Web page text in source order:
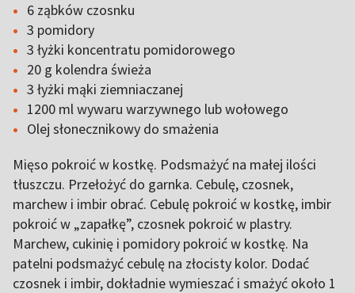
6 ząbków czosnku
3 pomidory
3 łyżki koncentratu pomidorowego
20 g kolendra świeża
3 łyżki mąki ziemniaczanej
1200 ml wywaru warzywnego lub wołowego
Olej słonecznikowy do smażenia
Mięso pokroić w kostkę. Podsmażyć na małej ilości
tłuszczu. Przełożyć do garnka. Cebulę, czosnek,
marchew i imbir obrać. Cebulę pokroić w kostkę, imbir
pokroić w „zapałkę”, czosnek pokroić w plastry.
Marchew, cukinię i pomidory pokroić w kostkę. Na
patelni podsmażyć cebulę na złocisty kolor. Dodać
czosnek i imbir, dokładnie wymieszać i smażyć około 1